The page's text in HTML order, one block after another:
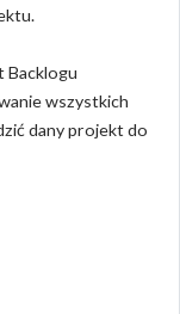
Backlogu
wszystkich
dany projekt do